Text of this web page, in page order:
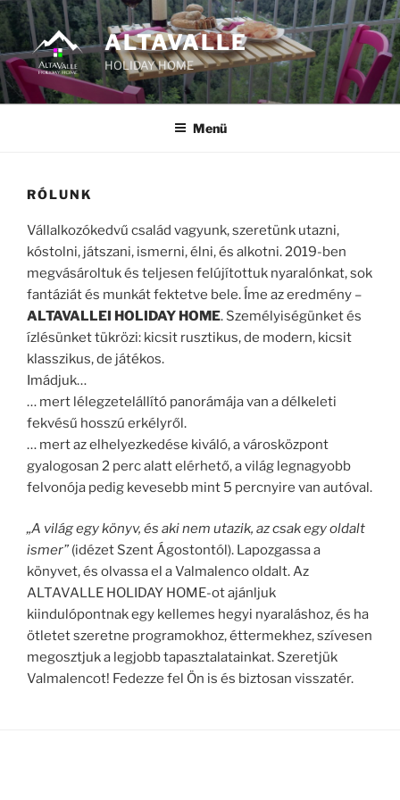
Tartalomhoz
ALTAVALLE
HOLIDAY HOME
Menü
RÓLUNK
Vállalkozókedvű család vagyunk, szeretünk utazni,
kóstolni, játszani, ismerni, élni, és alkotni. 2019-ben
megvásároltuk és teljesen felújítottuk nyaralónkat, sok
fantáziát és munkát fektetve bele. Íme az eredmény –
ALTAVALLEI HOLIDAY HOME. Személyiségünket és
ízlésünket tükrözi: kicsit rusztikus, de modern, kicsit
klasszikus, de játékos.
Imádjuk…
… mert lélegzetelállító panorámája van a délkeleti
fekvésű hosszú erkélyről.
… mert az elhelyezkedése kiváló, a városközpont
gyalogosan 2 perc alatt elérhető, a világ legnagyobb
felvonója pedig kevesebb mint 5 percnyire van autóval.
„A világ egy könyv, és aki nem utazik, az csak egy oldalt
ismer” (idézet Szent Ágostontól). Lapozgassa a
könyvet, és olvassa el a Valmalenco oldalt. Az
ALTAVALLE HOLIDAY HOME-ot ajánljuk
kiindulópontnak egy kellemes hegyi nyaraláshoz, és ha
ötletet szeretne programokhoz, éttermekhez, szívesen
megosztjuk a legjobb tapasztalatainkat. Szeretjük
Valmalencot! Fedezze fel Ön is és biztosan visszatér.